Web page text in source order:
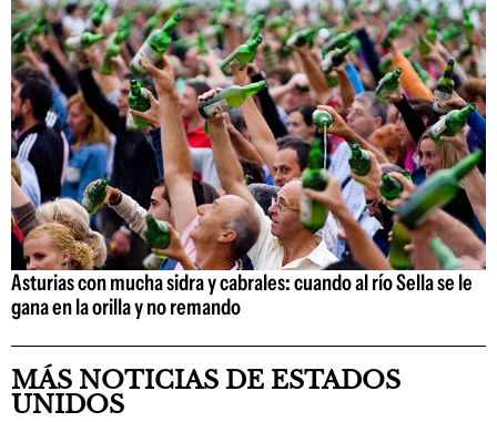
Asturias con mucha sidra y cabrales: cuando al río Sella se le
gana en la orilla y no remando
MÁS NOTICIAS DE ESTADOS
UNIDOS